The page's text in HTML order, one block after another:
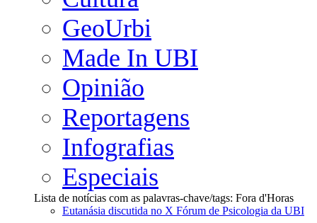
GeoUrbi
Made In UBI
Opinião
Reportagens
Infografias
Especiais
Lista de notícias com as palavras-chave/tags: Fora d'Horas
Eutanásia discutida no X Fórum de Psicologia da UBI